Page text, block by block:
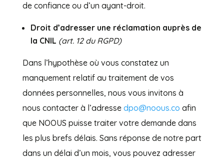
de confiance ou d’un ayant-droit.
Droit d’adresser une réclamation auprès de
la CNIL (art. 12 du RGPD)
Dans l’hypothèse où vous constatez un
manquement relatif au traitement de vos
données personnelles, nous vous invitons à
nous contacter à l’adresse dpo@noous.co afin
que NOOUS puisse traiter votre demande dans
les plus brefs délais. Sans réponse de notre part
dans un délai d’un mois, vous pouvez adresser